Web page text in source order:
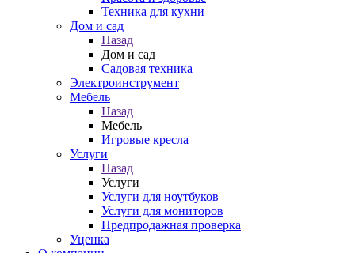
Техника для кухни
Дом и сад
Назад
Дом и сад
Садовая техника
Электроинструмент
Мебель
Назад
Мебель
Игровые кресла
Услуги
Назад
Услуги
Услуги для ноутбуков
Услуги для мониторов
Предпродажная проверка
Уценка